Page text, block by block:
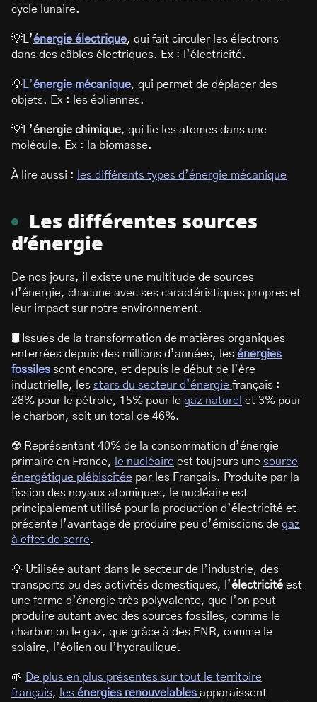
cycle lunaire.
💡L’énergie électrique, qui fait circuler les électrons
dans des câbles électriques. Ex : l’électricité.
💡 L’énergie mécanique, qui permet de déplacer des
objets. Ex : les éoliennes.
💡L’énergie chimique, qui lie les atomes dans une
molécule. Ex : la biomasse.
À lire aussi : les différents types d’énergie mécanique
Les différentes sources
d’énergie
De nos jours, il existe une multitude de sources
d’énergie, chacune avec ses caractéristiques propres et
leur impact sur notre environnement.
🛢️ Issues de la transformation de matières organiques
enterrées depuis des millions d’années, les énergies
fossiles sont encore, et depuis le début de l’ère
industrielle, les stars du secteur d’énergie français :
28% pour le pétrole, 15% pour le gaz naturel et 3% pour
le charbon, soit un total de 46%.
☢️ Représentant 40% de la consommation d’énergie
primaire en France,
le nucléaire est toujours une source
énergétique plébiscitée par les Français. Produite par la
fission des noyaux atomiques, le nucléaire est
principalement utilisé pour la production d’électricité et
présente l’avantage de produire peu d’émissions de gaz
à effet de serre.
💡 Utilisée autant dans le secteur de l’industrie, des
transports ou des activités domestiques, l’électricité est
une forme d’énergie très polyvalente, que l’on peut
produire autant avec des sources fossiles, comme le
charbon ou le gaz, que grâce à des ENR, comme le
solaire, l’éolien ou l’hydraulique.
🌱
De plus en plus présentes sur tout le territoire
français, les énergies renouvelables apparaissent